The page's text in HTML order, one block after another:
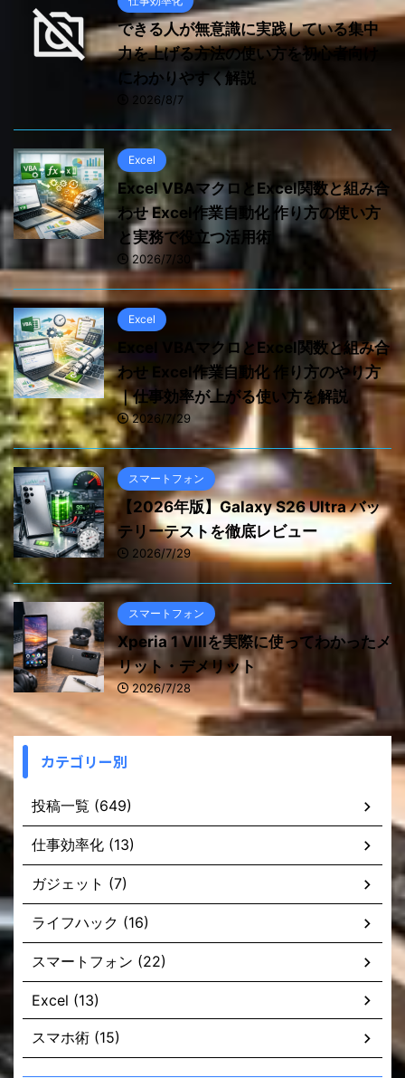
できる人が無意識に実践している集中
力を上げる方法の使い方を初心者向け
にわかりやすく解説
2026/8/7
Excel
Excel VBAマクロとExcel関数と組み合
わせ Excel作業自動化 作り方の使い方
と実務で役立つ活用術
2026/7/30
Excel
Excel VBAマクロとExcel関数と組み合
わせ Excel作業自動化 作り方のやり方
｜仕事効率が上がる使い方を解説
2026/7/29
スマートフォン
【2026年版】Galaxy S26 Ultra バッ
テリーテストを徹底レビュー
2026/7/29
スマートフォン
Xperia 1 VIIIを実際に使ってわかったメ
リット・デメリット
2026/7/28
カテゴリー別
投稿一覧 (649)
仕事効率化 (13)
ガジェット (7)
ライフハック (16)
スマートフォン (22)
Excel (13)
スマホ術 (15)